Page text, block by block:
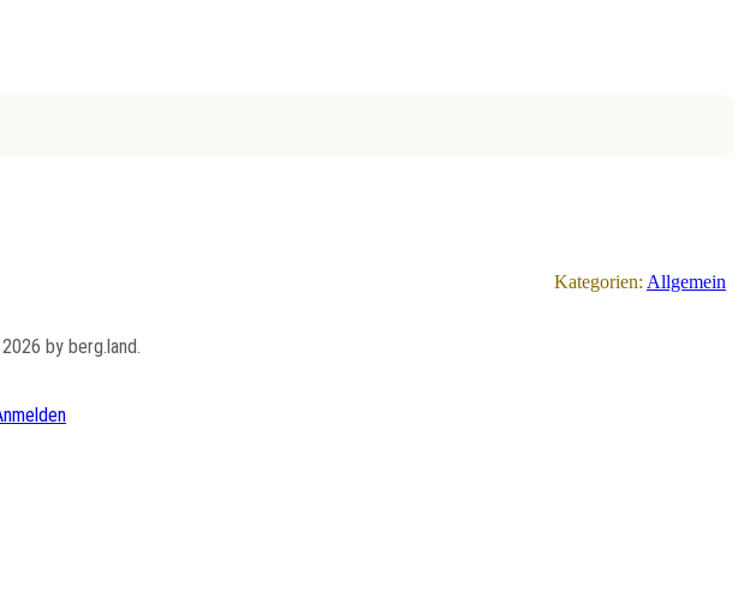
Kategorien: Allgemein
by berg.land.